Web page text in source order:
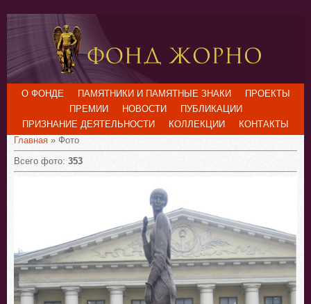
О ФОНДЕ ПАМЯТНИКИ И ПАМЯТНЫЕ ЗНАКИ
ПРОЕКТЫ
ПРЕМИИ
НОВОСТИ
ПУБЛИКАЦИИ
ПРИЗНАНИЕ ДЕЯТЕЛЬНОСТИ
КОЛЛЕКЦИИ
КОНТАКТЫ
Главная » Фото
Всего фото: 353